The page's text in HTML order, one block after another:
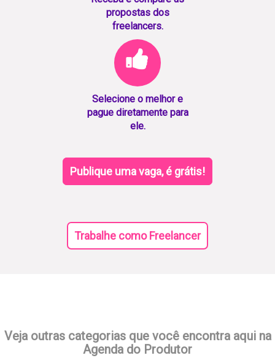
propostas dos
freelancers.
Selecione o melhor e
pague diretamente para
ele.
Publique uma vaga, é grátis!
Trabalhe como Freelancer
Veja outras categorias que você encontra aqui na
Agenda do Produtor